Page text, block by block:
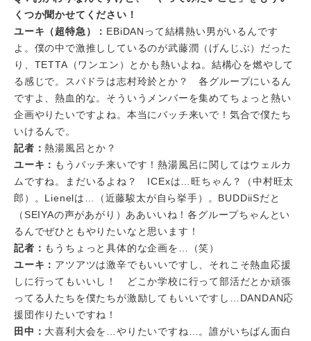
くつか聞かせてください！
ユーキ（超特急）： EBiDANって結構熱い男がいるんです
よ。僕の中で激推ししているのが武藤潤（げんじぶ）だった
り、TETTA（ワンエン）とかも熱いよね。結構心を燃やして
る感じで。スパドラは志村玲於とか？ 各グループにいるん
ですよ、熱血的な。そういうメンバーを集めてちょっと熱い
企画やりたいですよね。本当にバッチ来いで！気合で僕たち
いけるんで。
記者：熱湯風呂とか？
ユーキ： もうバッチ来いです！熱湯風呂に関してはウェルカ
ムですね。まだいるよね？ ICExは…旺ちゃん？（中村旺太
郎）。Lienelは…（近藤駿太が自ら挙手）。BUDDiiSだと
（SEIYAの声があがり）ああいいね！各グループちゃんとい
るんでぜひともやりたいなと思います！
記者： もうちょっと具体的な企画を…（笑）
ユーキ： アツアツは激辛でもいいですし、それこそ熱血応援
しに行ってもいいし！ どこか学校に行って部活だとか頑張
ってる人たちを僕たちが激励してもいいですし…DANDAN応
援団作りたいですね！
田中： 大喜利大会を…やりたいですね…。誰がいちばん面白